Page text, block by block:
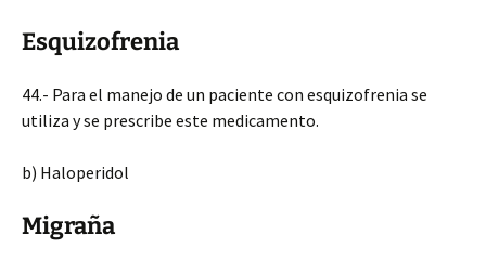
Esquizofrenia
44.- Para el manejo de un paciente con esquizofrenia se
utiliza y se prescribe este medicamento.
b) Haloperidol
Migraña